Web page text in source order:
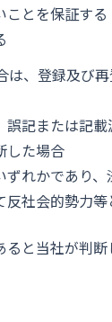
ことを保証する
、登録及び
記または記
した場合
れかであり
社会的勢力
と当社が判